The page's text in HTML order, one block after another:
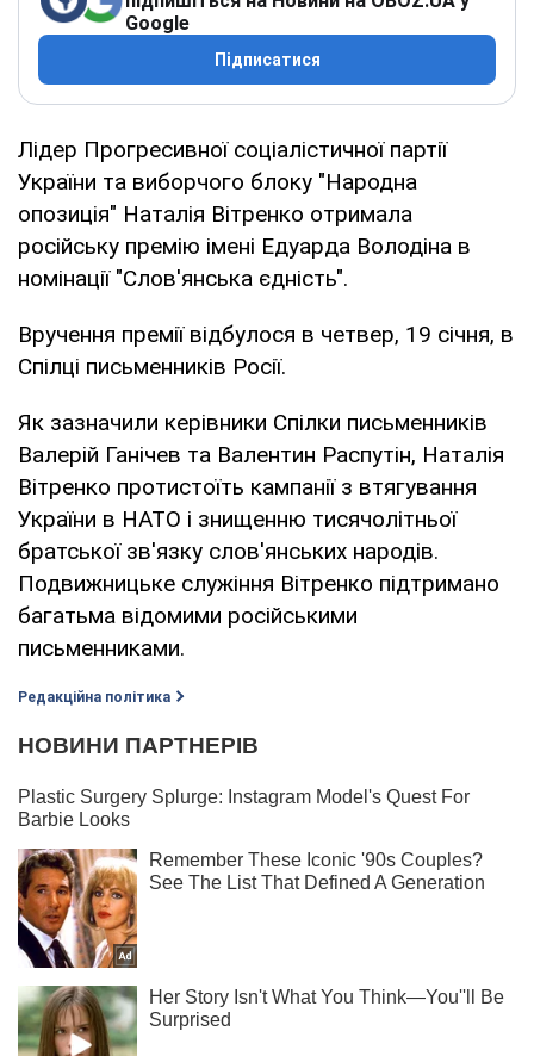
Google
Підписатися
Лідер Прогресивної соціалістичної партії
України та виборчого блоку "Народна
опозиція" Наталія Вітренко отримала
російську премію імені Едуарда Володіна в
номінації "Слов'янська єдність".
Вручення премії відбулося в четвер, 19 січня, в
Спілці письменників Росії.
Як зазначили керівники Спілки письменників
Валерій Ганічев та Валентин Распутін, Наталія
Вітренко протистоїть кампанії з втягування
України в НАТО і знищенню тисячолітньої
братської зв'язку слов'янських народів.
Подвижницьке служіння Вітренко підтримано
багатьма відомими російськими
письменниками.
Редакційна політика